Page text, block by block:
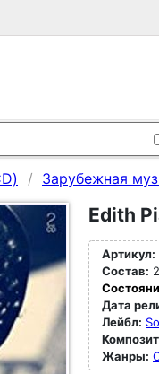
Зарубежная
Edith
Артикул:
Состав:
Дата
Лейбл:
Жанры: